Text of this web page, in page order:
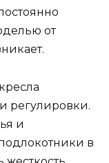
от
регулировки.
и
в